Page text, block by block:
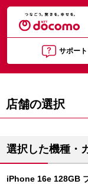
サポート
店舗の選択
選択した機種・
iPhone 16e 128GB